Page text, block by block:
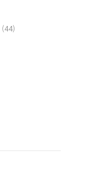
(44)